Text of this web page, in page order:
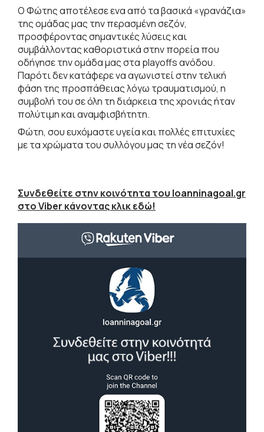
Ο Φώτης αποτέλεσε ενα από τα βασικά «γρανάζια»
της ομάδας μας την περασμένη σεζόν,
προσφέροντας σημαντικές λύσεις και
συμβάλλοντας καθοριστικά στην πορεία που
οδήγησε την ομάδα μας στα playoffs ανόδου.
Παρότι δεν κατάφερε να αγωνιστεί στην τελική
φάση της προσπάθειας λόγω τραυματισμού, η
συμβολή του σε όλη τη διάρκεια της χρονιάς ήταν
πολύτιμη και αναμφισβήτητη.
Φώτη, σου ευχόμαστε υγεία και πολλές επιτυχίες
με τα χρώματα του συλλόγου μας τη νέα σεζόν!
Συνδεθείτε στην κοινότητα του Ioanninagoal.gr
στο Viber κάνοντας κλικ εδώ!